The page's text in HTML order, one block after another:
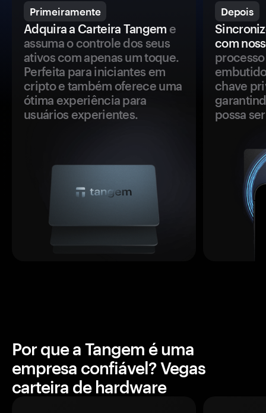
Primeiramente
Adquira a Carteira Tangem e
assuma o controle dos seus
ativos com apenas um toque.
Perfeita para iniciantes em
cripto e também oferece uma
ótima experiência para
usuários experientes.
Depois
com
chave
possa
Por que a Tangem é uma
empresa confiável? Vegas
carteira de hardware